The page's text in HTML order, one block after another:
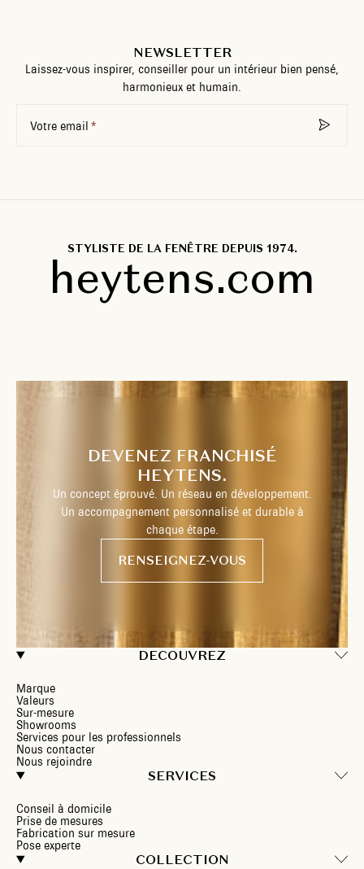
NEWSLETTER
Laissez-vous inspirer, conseiller pour un intérieur bien pensé,
harmonieux et humain.
Votre email
STYLISTE DE LA FENÊTRE DEPUIS 1974.
heytens.com
DECOUVREZ
Marque
Valeurs
Sur-mesure
Showrooms
Services pour les professionnels
Nous contacter
Nous rejoindre
SERVICES
Conseil à domicile
Prise de mesures
Fabrication sur mesure
Pose experte
COLLECTION
DEVENEZ FRANCHISÉ
HEYTENS.
Un concept éprouvé. Un réseau en développement.
Un accompagnement personnalisé et durable à
chaque étape.
RENSEIGNEZ-VOUS